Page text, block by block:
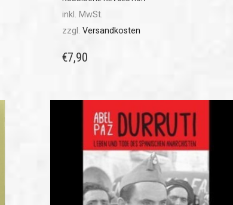
inkl. MwSt.
zzgl. Versandkosten
€7,90